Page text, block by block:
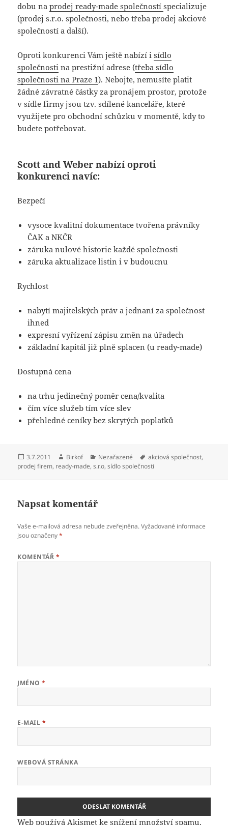
dobu naprodej ready-made společnostíspecializuje
(prodej s.r.o. společnosti, nebo třeba prodej akciové
společností a další).
Oproti konkurenci Vám ještě nabízí isídlo
společnosti na prestižní adrese (třeba sídlo
společnosti na Praze 1). Nebojte, nemusíte platit
žádné závratné částky za pronájem prostor, protože
v sídle firmy jsou tzv. sdílené kanceláře, které
využijete pro obchodní schůzku v momentě, kdy to
budete potřebovat.
Scott and Weber nabízí oproti
konkurenci navíc:
Bezpečí
vysoce kvalitní dokumentace tvořena právníky
ČAK a NKČR
záruka nulové historie každé společnosti
záruka aktualizace listin i v budoucnu
Rychlost
nabytí majitelských práv a jednaní za společnost
ihned
expresní vyřízení zápisu změn na úřadech
základní kapitál již plně splacen (u ready-made)
Dostupná cena
na trhu jedinečný poměr cena/kvalita
čím více služeb tím více slev
přehledné ceníky bez skrytých poplatků
Publikováno:
3.7.2011 Autor:
Birkof Rubriky:
Nezařazené Štítky:
akciová společnost,
prodej firem, ready-made,s.r.o,sídlo společnosti
Napsat komentář
Vaše e-mailová adresa nebude zveřejněna. Vyžadované informace
jsou označeny*
KOMENTÁŘ *
JMÉNO*
E-MAIL *
WEBOVÁ STRÁNKA
Web používá Akismet ke snížení množství spamu.